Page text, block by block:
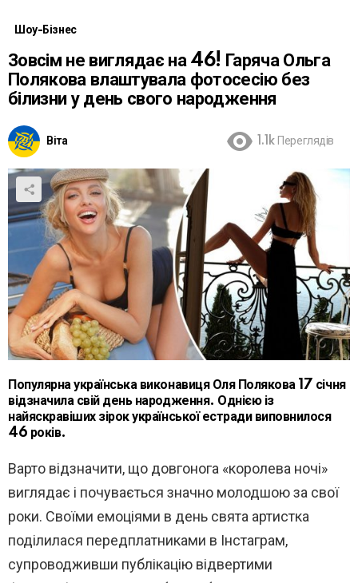
Шоу-Бізнес
Зовсім не виглядає на 46! Гаряча Ольга
Полякова влаштувала фотосесію без
білизни у день свого народження
Віта 1.1k Переглядів
Популярна українська виконавиця Оля Полякова 17 січня
відзначила свій день народження. Однією із
найяскравіших зірок української естради виповнилося
46 років.
Варто відзначити, що довгонога «королева ночі»
виглядає і почувається значно молодшою ​​за свої
роки. Своїми емоціями в день свята артистка
поділилася передплатниками в Інстаграм,
супроводживши публікацію відвертими